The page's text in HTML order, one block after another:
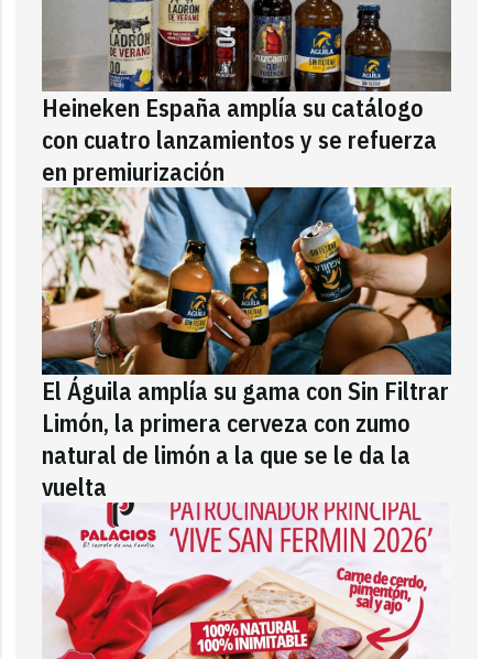
Heineken España amplía su catálogo
con cuatro lanzamientos y se refuerza
en premiurización
El Águila amplía su gama con Sin Filtrar
Limón, la primera cerveza con zumo
natural de limón a la que se le da la
vuelta